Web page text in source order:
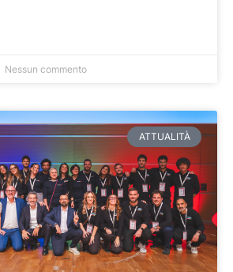
Nessun commento
ATTUALITÀ